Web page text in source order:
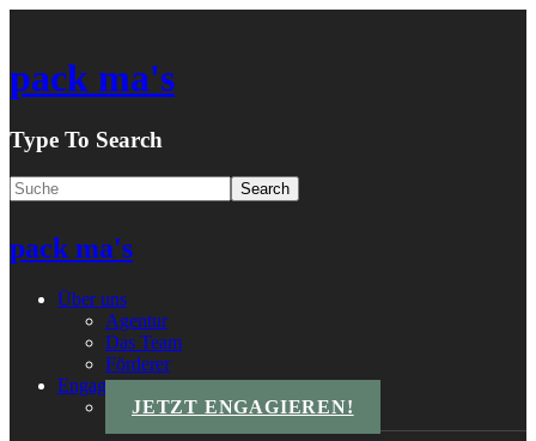
pack ma's
Type To Search
pack ma's
Über uns
Agentur
Das Team
Förderer
Engagements
JETZT ENGAGIEREN!